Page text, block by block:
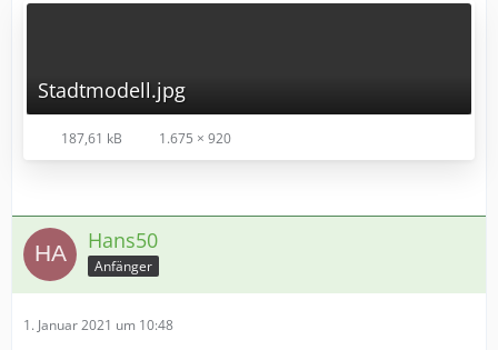
Stadtmodell.jpg
187,61 kB 1.675 × 920
Hans50
Anfänger
1. Januar 2021 um 10:48